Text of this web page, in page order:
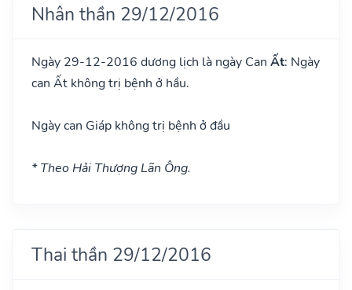
Nhân thần 29/12/2016
Ngày 29-12-2016 dương lịch là ngày Can Ất: Ngày
can Ất không trị bệnh ở hầu.
Ngày can Giáp không trị bệnh ở đầu
* Theo Hải Thượng Lãn Ông.
Thai thần 29/12/2016